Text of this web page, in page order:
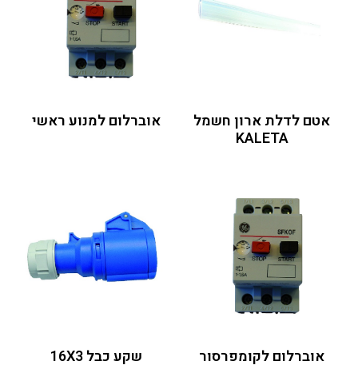
אטם לדלת ארון חשמל
KALETA
אוברלום למנוע ראשי
אוברלום לקומפרסור שקע כבל 16X3